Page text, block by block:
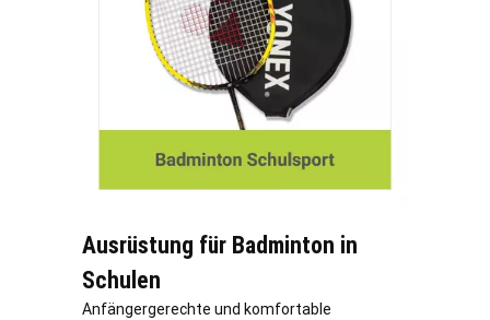
Ausrüstung für Badminton in
Schulen
Anfängergerechte und komfortable